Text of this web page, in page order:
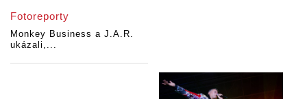
Fotoreporty
Monkey Business a J.A.R.
ukázali,...